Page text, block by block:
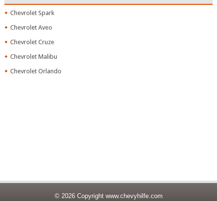
Chevrolet Spark
Chevrolet Aveo
Chevrolet Cruze
Chevrolet Malibu
Chevrolet Orlando
© 2026 Copyright www.chevyhilfe.com